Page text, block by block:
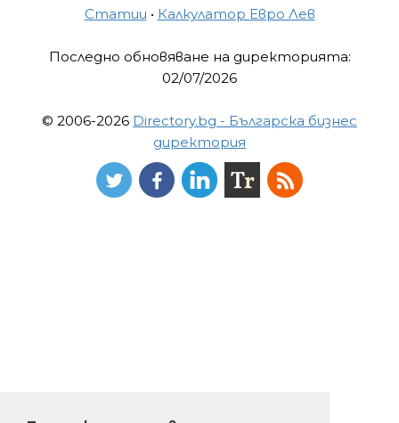
Статии • Калкулатор Евро Лев
Последно обновяване на директорията:
02/07/2026
© 2006-2026 Directory.bg - Българска бизнес
директория